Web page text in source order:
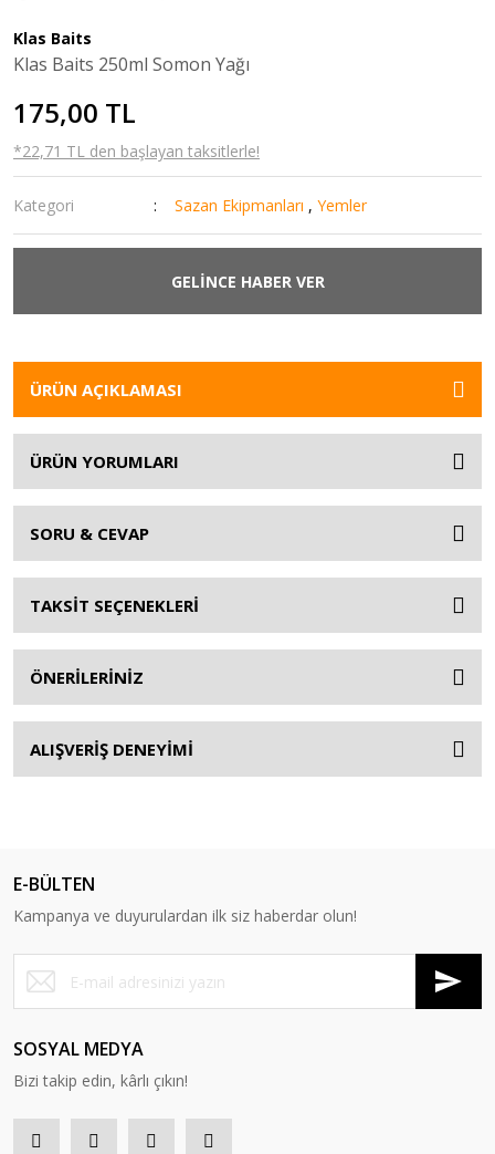
Klas Baits
Klas Baits 250ml Somon Yağı
175,00 TL
*22,71 TL den başlayan taksitlerle!
Kategori Sazan Ekipmanları ,Yemler
GELİNCE HABER VER
ÜRÜN AÇIKLAMASI
ÜRÜN YORUMLARI
SORU & CEVAP
TAKSİT SEÇENEKLERİ
ÖNERİLERİNİZ
ALIŞVERİŞ DENEYİMİ
E-BÜLTEN
Kampanya ve duyurulardan ilk siz haberdar olun!
SOSYAL MEDYA
Bizi takip edin, kârlı çıkın!